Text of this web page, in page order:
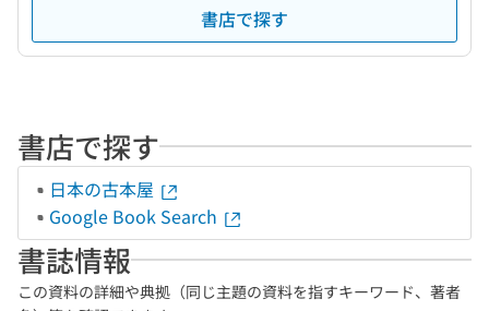
書店で探す
書店で探す
日本の古本屋
Google Book Search
書誌情報
この資料の詳細や典拠（同じ主題の資料を指すキーワード、著者